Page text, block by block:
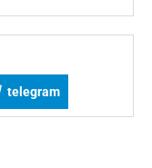
telegram